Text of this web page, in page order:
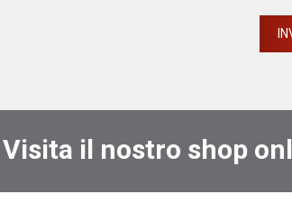
Visita il nostro shop